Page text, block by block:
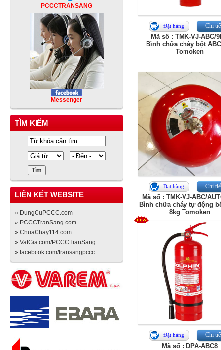
PCCCTRANSANG
Messenger
TÌM KIẾM
LIÊN KẾT WEBSITE
» DungCuPCCC.com
» PCCCTranSang.com
» ChuaChay114.com
» VatGia.com/PCCCTranSang
» facebook.com/transangpccc
Đặt hàng Chi
Mã số : TMK-VJ-ABC/
Bình chữa cháy bột
Tomoken
Đặt hàng Chi
Mã số : TMK-VJ-ABC/
Bình chữa cháy tự động
8kg Tomoken
Đặt hàng Chi
Mã số : DPA-ABC8